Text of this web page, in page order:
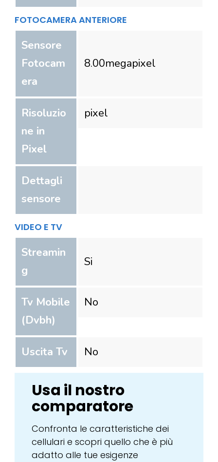
FOTOCAMERA ANTERIORE
Sensore
Fotocam
era
8.00megapixel
Risoluzio
ne in
Pixel
pixel
Dettagli
sensore
VIDEO E TV
Streamin
g
Si
Tv Mobile
(Dvbh)
No
Uscita Tv No
Usa il nostro
comparatore
Confronta le caratteristiche dei
cellulari e scopri quello che è più
adatto alle tue esigenze